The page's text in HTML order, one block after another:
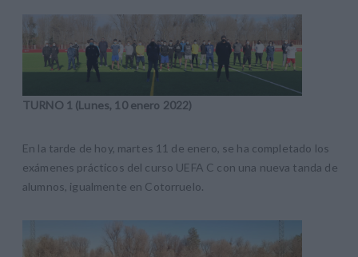
TURNO 1 (Lunes, 10 enero 2022)
En la tarde de hoy, martes 11 de enero, se ha completado los
exámenes prácticos del curso UEFA C con una nueva tanda de
alumnos, igualmente en Cotorruelo.